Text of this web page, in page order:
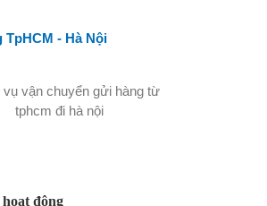
TpHCM - Hà Nội
động